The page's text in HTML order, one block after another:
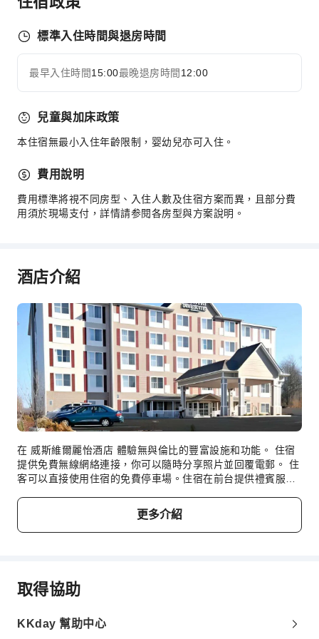
公共區域設施
公共區域wifi
自動販賣機
電梯
吸菸區
停車場
上網服務
櫃檯貴重物品保險箱
快速入住退房
急救包
無障礙設施
無障礙通道
無障礙設施
展開全部
標準入住時間與退房時間
最早入住時間15:00最晚退房時間 12:00
兒童與加床政策
本住宿無最小入住年齡限制，婴幼兒亦可入住。
費用說明
費用標準將視不同房型、入住人數及住宿方案而異，且部分費
用須於現場支付，詳情請参閱各房型與方案說明。
酒店介紹
在 威斯維爾麗怡酒店 體驗無與倫比的豐富設施和功能。 住宿
提供免費無線網絡連接，你可以隨時分享照片並回覆電郵。 住
客可以直接使用住宿的免費停車場。住宿在前台提供禮賓服
心並感受溫暖。利用住宿方便的洗衣服務，保持你喜歡的旅行
服裝潔淨，輕鬆出遊。住宿的客房送餐服務確保在你入住期間
為你提供絕佳選擇。住宿範圍內嚴禁吸煙。只可在住宿的指定
的空調或床單換洗服務。 在 威斯維爾麗怡酒店，你可以找到
一系列設計獨特的房間，例如設有獨立客廳的客房，或者配有
房配備影音串流、每日報紙或電視，提升你的房內娛樂選擇。
更多介紹
取得協助
KKday 幫助中心